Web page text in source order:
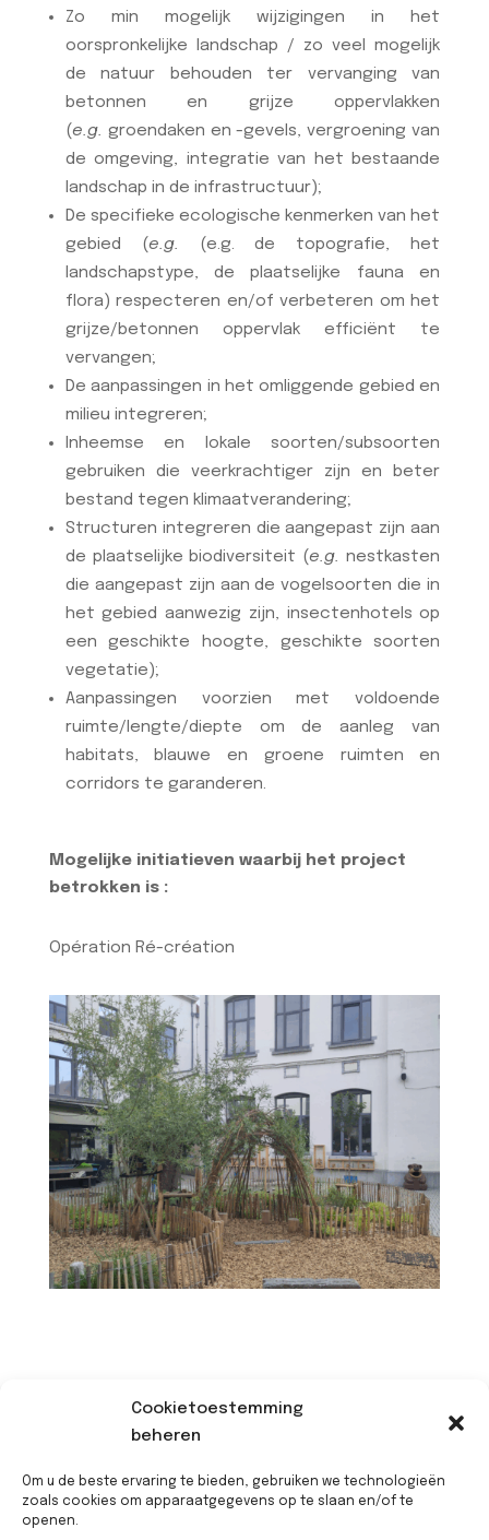
Cookietoestemming
beheren
Om u de beste ervaring te bieden, gebruiken we technologieën
zoals cookies om apparaatgegevens op te slaan en/of te
openen.
Zo min mogelijk wijzigingen in het
oorspronkelijke landschap / zo veel mogelijk
de natuur behouden ter vervanging van
betonnen en grijze oppervlakken
(e.g. groendaken en -gevels, vergroening van
de omgeving, integratie van het bestaande
landschap in de infrastructuur);
De specifieke ecologische kenmerken van het
gebied (e.g.
(e.g. de topografie, het
landschapstype, de plaatselijke fauna en
flora) respecteren en/of verbeteren om het
grijze/betonnen oppervlak efficiënt te
vervangen;
De aanpassingen in het omliggende gebied en
milieu integreren;
Inheemse en lokale soorten/subsoorten
gebruiken die veerkrachtiger zijn en beter
bestand tegen klimaatverandering;
Structuren integreren die aangepast zijn aan
de plaatselijke biodiversiteit (e.g. nestkasten
die aangepast zijn aan de vogelsoorten die in
het gebied aanwezig zijn, insectenhotels op
een geschikte hoogte, geschikte soorten
vegetatie);
Aanpassingen voorzien met voldoende
ruimte/lengte/diepte om de aanleg van
habitats, blauwe en groene ruimten en
corridors te garanderen.
Mogelijke initiatieven waarbij het project
betrokken is :
Opération Ré-création
Onderhoud op lange termijn